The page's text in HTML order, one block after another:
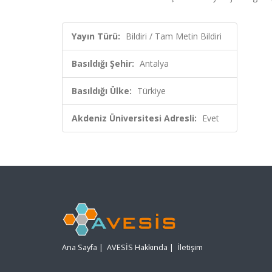
Yayın Türü: Bildiri / Tam Metin Bildiri
Basıldığı Şehir: Antalya
Basıldığı Ülke: Türkiye
Akdeniz Üniversitesi Adresli: Evet
Ana Sayfa | AVESİS Hakkında | İletişim